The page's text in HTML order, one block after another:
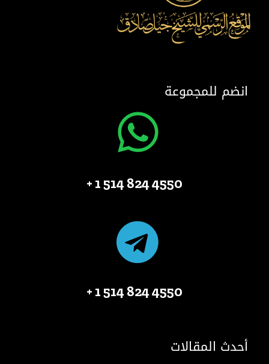
انضم للمجموعة
4550 824 514 1 +
4550 824 514 1 +
أحدث المقالات